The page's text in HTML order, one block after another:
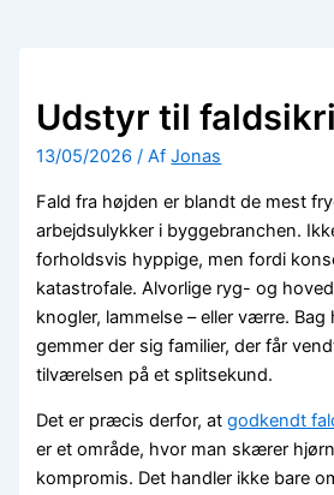
Udstyr til
13/05/2026/ AfJonas
Fald fra højden er blandt de mest
arbejdsulykker i byggebranchen.
forholdsvis hyppige, men fordi
katastrofale. Alvorlige ryg- og
knogler, lammelse – eller værre.
gemmer der sig familier, der får
tilværelsen på et splitsekund.
Det er præcis derfor, atgodkendt
er et område, hvor man skærer
kompromis. Det handler ikke bare